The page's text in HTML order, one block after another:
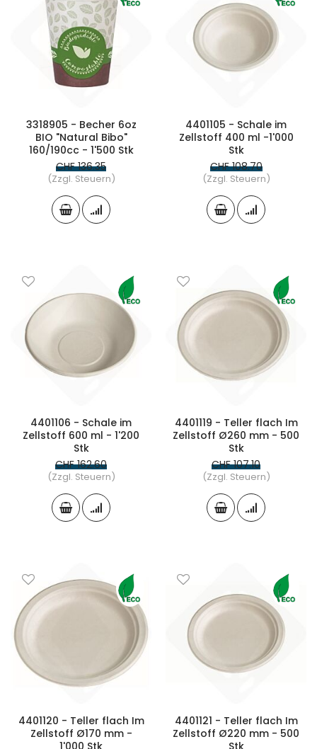
3318905 - Becher 6oz
BIO "Natural Bibo"
160/190cc - 1'500 Stk
CHF 136.35
(Zzgl. Steuern)
4401105 - Schale im
Zellstoff 400 ml -1'000
Stk
CHF 108.70
(Zzgl. Steuern)
4401106 - Schale im
Zellstoff 600 ml - 1'200
Stk
CHF 162.60
(Zzgl. Steuern)
4401119 - Teller flach Im
Zellstoff Ø260 mm - 500
Stk
CHF 107.10
(Zzgl. Steuern)
4401120 - Teller flach Im
Zellstoff Ø170 mm -
1'000 Stk
4401121 - Teller flach Im
Zellstoff Ø220 mm - 500
Stk